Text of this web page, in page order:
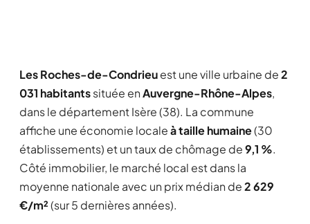
Les Roches-de-Condrieuest une ville urbaine de2
031 habitantssituée enAuvergne-Rhône-Alpes,
dans le département Isère (38). La commune
affiche une économie localeà taille humaine(30
établissements) et un taux de chômage de9,1 %.
Côté immobilier, le marché local est dans la
moyenne nationale avec un prix médian de2 629
€/m²(sur 5 dernières années).